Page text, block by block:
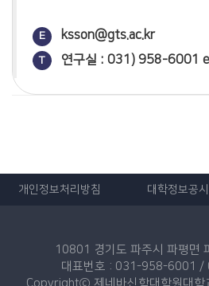
아르미니우스주의의 중간지식에 대한
의와 프란키스쿠스 투레니누스를 중심
성화를 진작시키는 존 크리소스톰의
성화를 촉진시키는 칼빈의 성례 신학
E ksson@gts.ac.kr
T 연구실 : 031) 958-6001
개인정보처리방침 대학정보공시
10801 경기도 파주시 파평면
대표번호 : 031-958-6001
Copyrightⓒ 제네바신학대학원대